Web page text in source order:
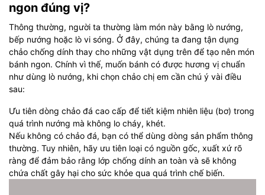
ngon đúng vị?
Thông thường, người ta thường làm món này bằng lò nướng,
bếp nướng hoặc lò vi sóng. Ở đây, chúng ta đang tận dụng
chảo chống dính thay cho những vật dụng trên để tạo nên món
bánh ngon. Chính vì thế, muốn bánh có được hương vị chuẩn
như dùng lò nướng, khi chọn chảo chị em cần chú ý vài điều
sau:
Ưu tiên dòng chảo đá cao cấp để tiết kiệm nhiên liệu (bơ) trong
quá trình nướng mà không lo cháy, khét.
Nếu không có chảo đá, bạn có thể dùng dòng sản phẩm thông
thường. Tuy nhiên, hãy ưu tiên loại có nguồn gốc, xuất xứ rõ
ràng để đảm bảo rằng lớp chống dính an toàn và sẽ không
chứa chất gây hại cho sức khỏe qua quá trình chế biến.